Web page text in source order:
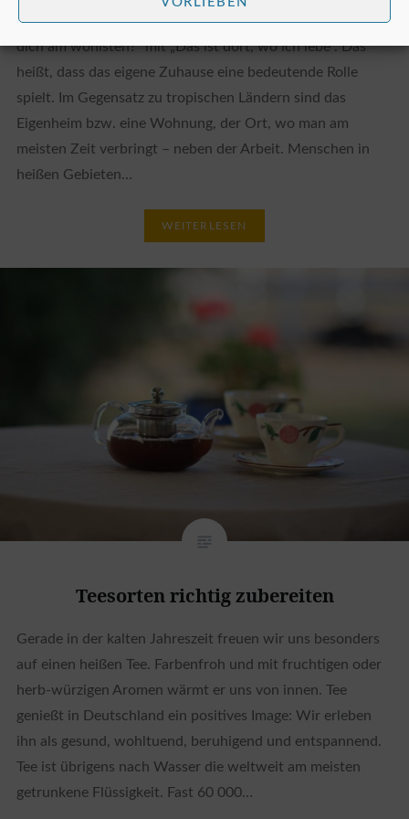
Viele Menschen beantworten die Frage: „Wo fühlst du
dich am wohlsten?“ mit „Das ist dort, wo ich lebe“. Das
heißt, dass das eigene Zuhause eine bedeutende Rolle
spielt. Im Gegensatz zu tropischen Ländern sind das
Eigenheim bzw. eine Wohnung, der Ort, wo man am
meisten Zeit verbringt – neben der Arbeit. Menschen in
heißen Gebieten…
WEITERLESEN
Teesorten richtig zubereiten
Gerade in der kalten Jahreszeit freuen wir uns besonders
auf einen heißen Tee. Farbenfroh und mit fruchtigen oder
herb-würzigen Aromen wärmt er uns von innen. Tee
genießt in Deutschland ein positives Image: Wir erleben
ihn als gesund, wohltuend, beruhigend und entspannend.
Tee ist übrigens nach Wasser die weltweit am meisten
getrunkene Flüssigkeit. Fast 60 000…